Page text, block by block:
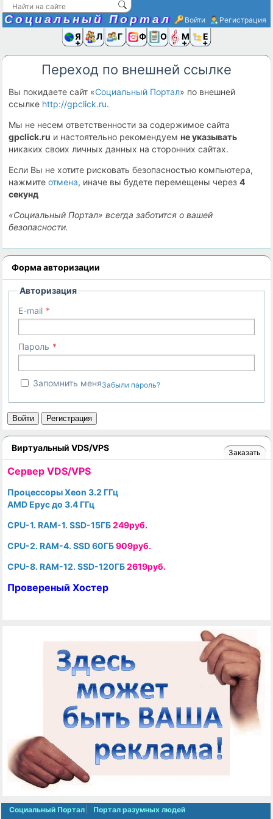
Социальный Портал Войти Регистрация
Я иЛюди
Группы
Фото Ещё
Переход по внешней ссылке
Вы покидаете сайт «Социальный Портал» по внешней
ссылке http://gpclick.ru.
Мы не несем ответственности за содержимое сайта
gpclick.ru и настоятельно рекомендуемне указывать
никаких своих личных данных на сторонних сайтах.
Если Вы не хотите рисковать безопасностью компьютера,
нажмитеотмена, иначе вы будете перемещены через4
секунд
«Социальный Портал» всегда заботится о вашей
безопасности.
Форма авторизации
Авторизация
E-mail
Пароль
Запомнить меняЗабыли пароль?
Войти Регистрация
Виртуальный VDS/VPS Заказать
Cервер VDS/VPS
Процессоры Xeon 3.2 ГГц
AMD Epyc до 3.4 ГГц
CPU-1. RAM-1. SSD-15ГБ249руб.
CPU-2. RAM-4. SSD 60ГБ909руб.
CPU-8. RAM-12. SSD-120ГБ2619руб.
Провереный Хостер
Социальный Портал Портал разумных людей